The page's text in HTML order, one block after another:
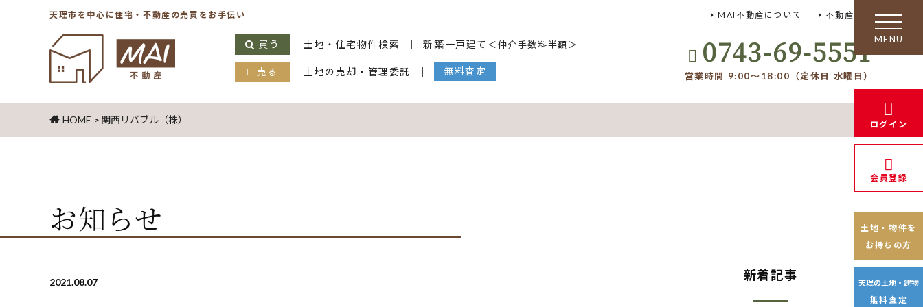
天理市を中心に住宅・不動産の売買をお手伝い
0743-69-5551
営業時間 9:00～18:00（定休日 水曜日）
買う 土地・住宅物件検索 新築一戸建て ＜仲介手数料半額＞
売る 土地の売却・管理委託 無料査定
MAI不動産について 不動産FAQ
toggle
navigation
ログイン
会員登録
土地・物件を
お持ちの方
天理の土地・建物
無料査定
HOME > 関西リバブル（株）
お知らせ
新着記事
2021.08.07